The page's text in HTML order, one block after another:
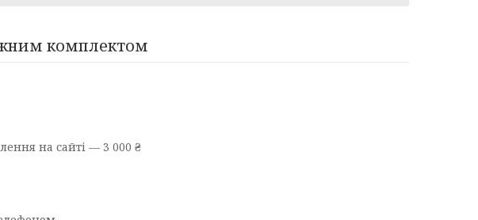
комплектом
на сайті — 3 000 ₴